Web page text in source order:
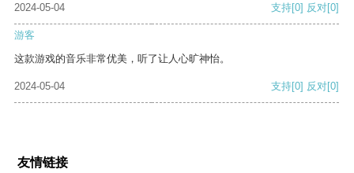
2024-05-04
支持[0] 反对[0]
游客
这款游戏的音乐非常优美，听了让人心旷神怡。
2024-05-04 支持[0] 反对[0]
友情链接